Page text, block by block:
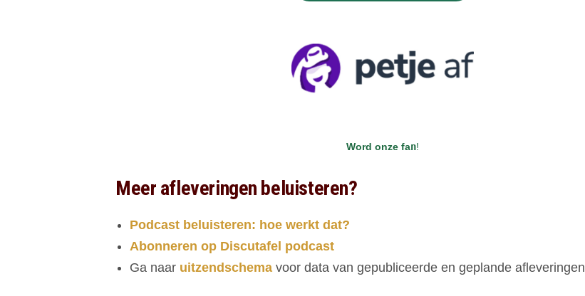
Word onze fan!
Meer afleveringen beluisteren?
Podcast beluisteren: hoe werkt dat?
Abonneren op Discutafel podcast
Ga naar uitzendschema voor data van gepubliceerde en geplande afleveringen